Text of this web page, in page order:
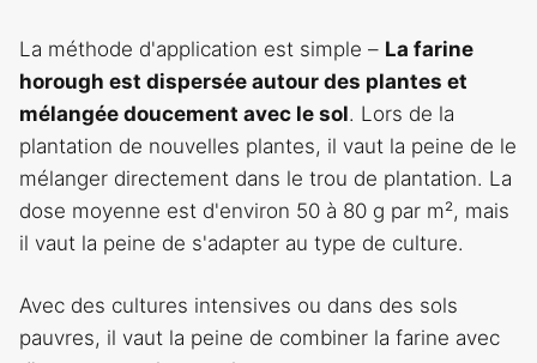
La méthode d'application est simple – La farine
horough est dispersée autour des plantes et
mélangée doucement avec le sol. Lors de la
plantation de nouvelles plantes, il vaut la peine de le
mélanger directement dans le trou de plantation. La
dose moyenne est d'environ 50 à 80 g par m², mais
il vaut la peine de s'adapter au type de culture.
Avec des cultures intensives ou dans des sols
pauvres, il vaut la peine de combiner la farine avec